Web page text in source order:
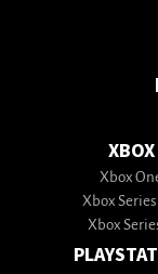
XBOX
Xbox
Xbox Series
Xbox